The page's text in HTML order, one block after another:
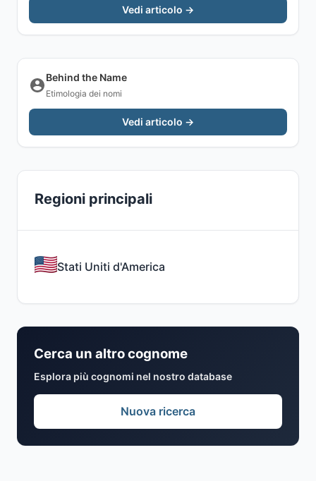
Vedi articolo →
Behind the Name
Etimologia dei nomi
Vedi articolo →
Regioni principali
Stati Uniti d'America
Cerca un altro cognome
Esplora più cognomi nel nostro database
Nuova ricerca